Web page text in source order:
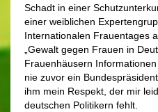
Schadt in einer
einer weiblichen
Internationalen Frauentages
„Gewalt gegen Frauen in
Frauenhäusern
nie zuvor ein
ihm mein Respekt, der mir
deutschen Politikern fehlt.